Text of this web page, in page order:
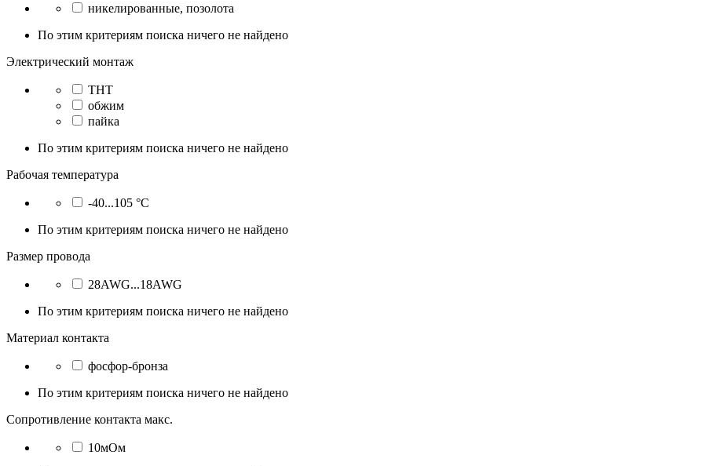
никелированные, позолота
По этим критериям поиска ничего не найдено
Электрический монтаж
THT
обжим
пайка
По этим критериям поиска ничего не найдено
Рабочая температура
-40...105 °C
По этим критериям поиска ничего не найдено
Размер провода
28AWG...18AWG
По этим критериям поиска ничего не найдено
Материал контакта
фосфор-бронза
По этим критериям поиска ничего не найдено
Сопротивление контакта макс.
10мОм